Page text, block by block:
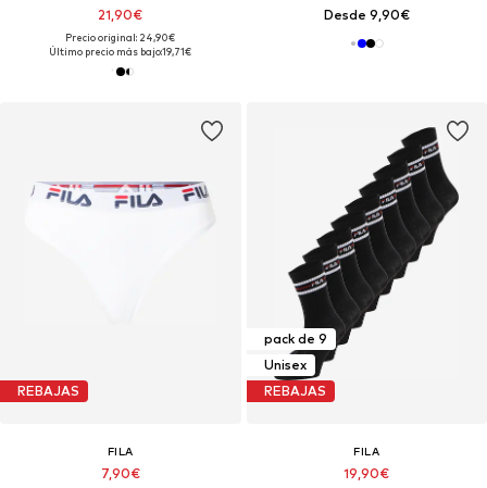
21,90€
Precio original: 24,90€
Último precio más bajo:19,71€
Desde 9,90€
REBAJAS
FILA
7,90€
pack de 9
Unisex
REBAJAS
FILA
19,90€